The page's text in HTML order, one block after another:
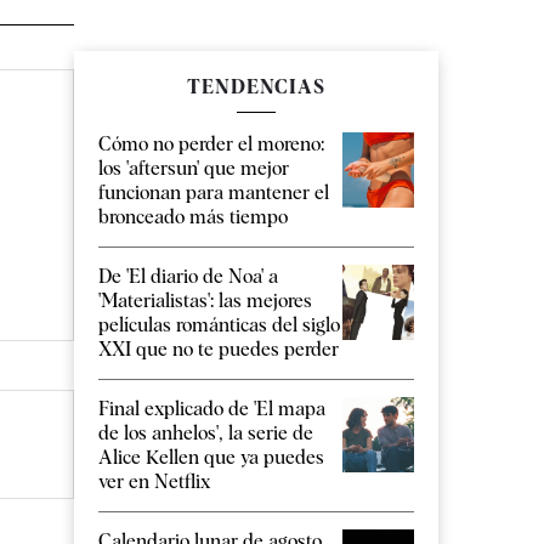
TENDENCIAS
Cómo no perder el moreno:
los 'aftersun' que mejor
funcionan para mantener el
bronceado más tiempo
De 'El diario de Noa' a
'Materialistas': las mejores
películas románticas del siglo
XXI que no te puedes perder
Final explicado de 'El mapa
de los anhelos', la serie de
Alice Kellen que ya puedes
ver en Netflix